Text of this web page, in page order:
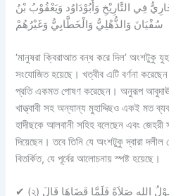
فِي التَّارِيْخِ وَأَبُوْدَاوُد وَيَعْقُوْبُ بْنُ
سُفْيَانَ وَالذُّهْلِيُّ وَالْخَطَّابِيُّ وَغَيْرُهُمْ
‘মানুষরা ক্বিরাআত বন্ধ করে দিল’ অংশটুকু
সংযোজিত হয়েছে। খত্বীব এটি বর্ণনা
প্রতি একমত পোষণ করেছেন। অনুরূপ
খাত্ত্বাবী সহ অন্যান্য মুহাদ্দিছও একই
হাদীছকে আলবানী সহিহ বলেছেন এবং জেহরী
দিয়েছেন। তবে তিনি যে অংশটুকু দ্বারা দলীল
বিতর্কিত, যে পূর্বের আলোচনায় স্পষ্ট হয়েছে।
✔ (২) عَنْ أَبِىْ هُرَيْرَةَ قَالَ صَلَّى رَسُوْلُ اللهِ صَلاَةً فَلَمَّا قَضَاهَا قَالَ